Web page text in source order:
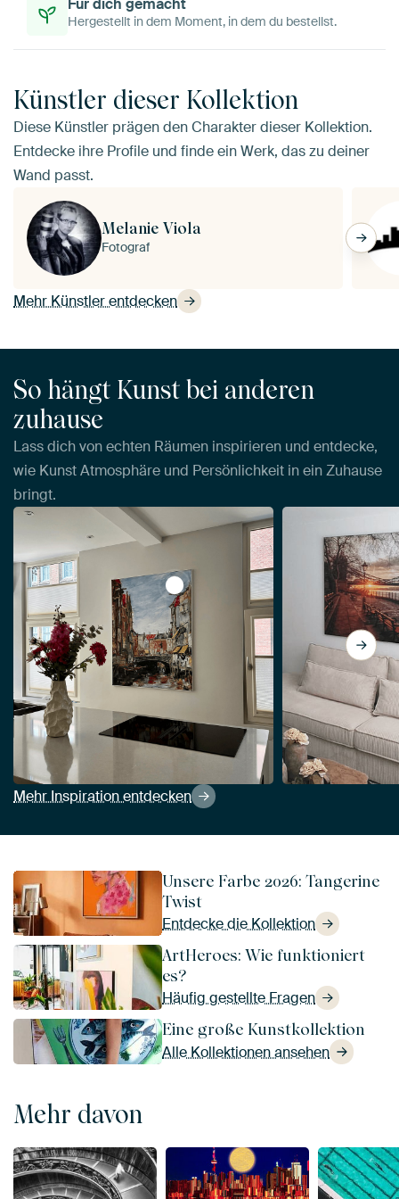
Hergestellt in dem Moment, in dem du bestellst.
Künstler dieser Kollektion
Diese Künstler prägen den Charakter dieser Kollektion.
Entdecke ihre Profile und finde ein Werk, das zu deiner
Wand passt.
Mehr Künstler entdecken
Melanie Viola
Fotograf
So hängt Kunst bei anderen
zuhause
Lass dich von echten Räumen inspirieren und entdecke,
wie Kunst Atmosphäre und Persönlichkeit in ein Zuhause
bringt.
Mehr Inspiration entdecken
View La Place Ary Scheffer,
Unsere Farbe 2026: Tangerine
Twist
Entdecke die Kollektion
ArtHeroes: Wie funktioniert
es?
Häufig gestellte Fragen
Eine große Kunstkollektion
Alle Kollektionen ansehen
Mehr davon